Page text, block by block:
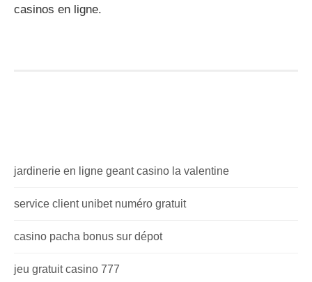
casinos en ligne.
jardinerie en ligne geant casino la valentine
service client unibet numéro gratuit
casino pacha bonus sur dépot
jeu gratuit casino 777